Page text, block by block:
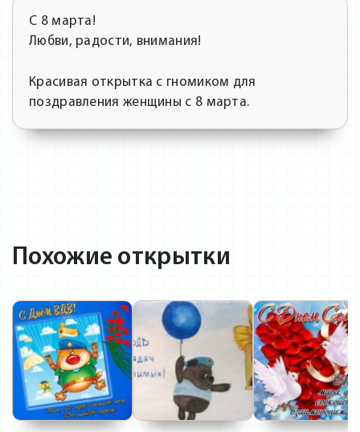
С 8 марта!
Любви, радости, внимания!
Красивая открытка с гномиком для
поздравления женщины с 8 марта.
Похожие открытки